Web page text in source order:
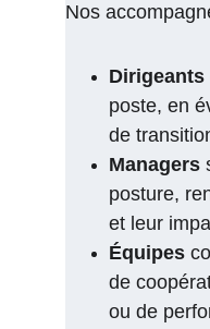
Nos
Dirigeants
poste, en
de
Managers
posture,
et leur
Équipes
de
ou de